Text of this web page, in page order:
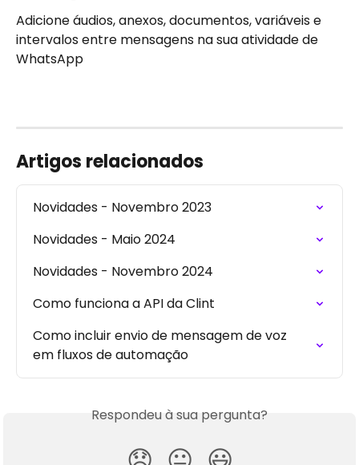
Adicione áudios, anexos, documentos, variáveis e
intervalos entre mensagens na sua atividade de
WhatsApp
Artigos relacionados
Novidades - Novembro 2023
Novidades - Maio 2024
Novidades - Novembro 2024
Como funciona a API da Clint
Como incluir envio de mensagem de voz
em fluxos de automação
Respondeu à sua pergunta?